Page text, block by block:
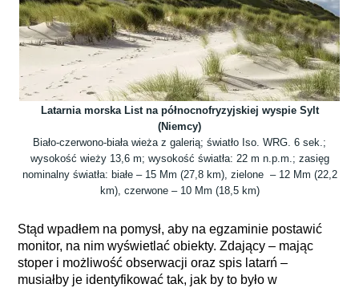
Latarnia morska List na północnofryzyjskiej wyspie Sylt
(Niemcy)
Biało-czerwono-biała wieża z galerią; światło Iso. WRG. 6 sek.;
wysokość wieży 13,6 m; wysokość światła: 22 m n.p.m.; zasięg
nominalny światła: białe – 15 Mm (27,8 km), zielone – 12 Mm (22,2
km), czerwone – 10 Mm (18,5 km)
Stąd wpadłem na pomysł, aby na egzaminie postawić
monitor, na nim wyświetlać obiekty. Zdający – mając
stoper i możliwość obserwacji oraz spis latarń –
musiałby je identyfikować tak, jak by to było w